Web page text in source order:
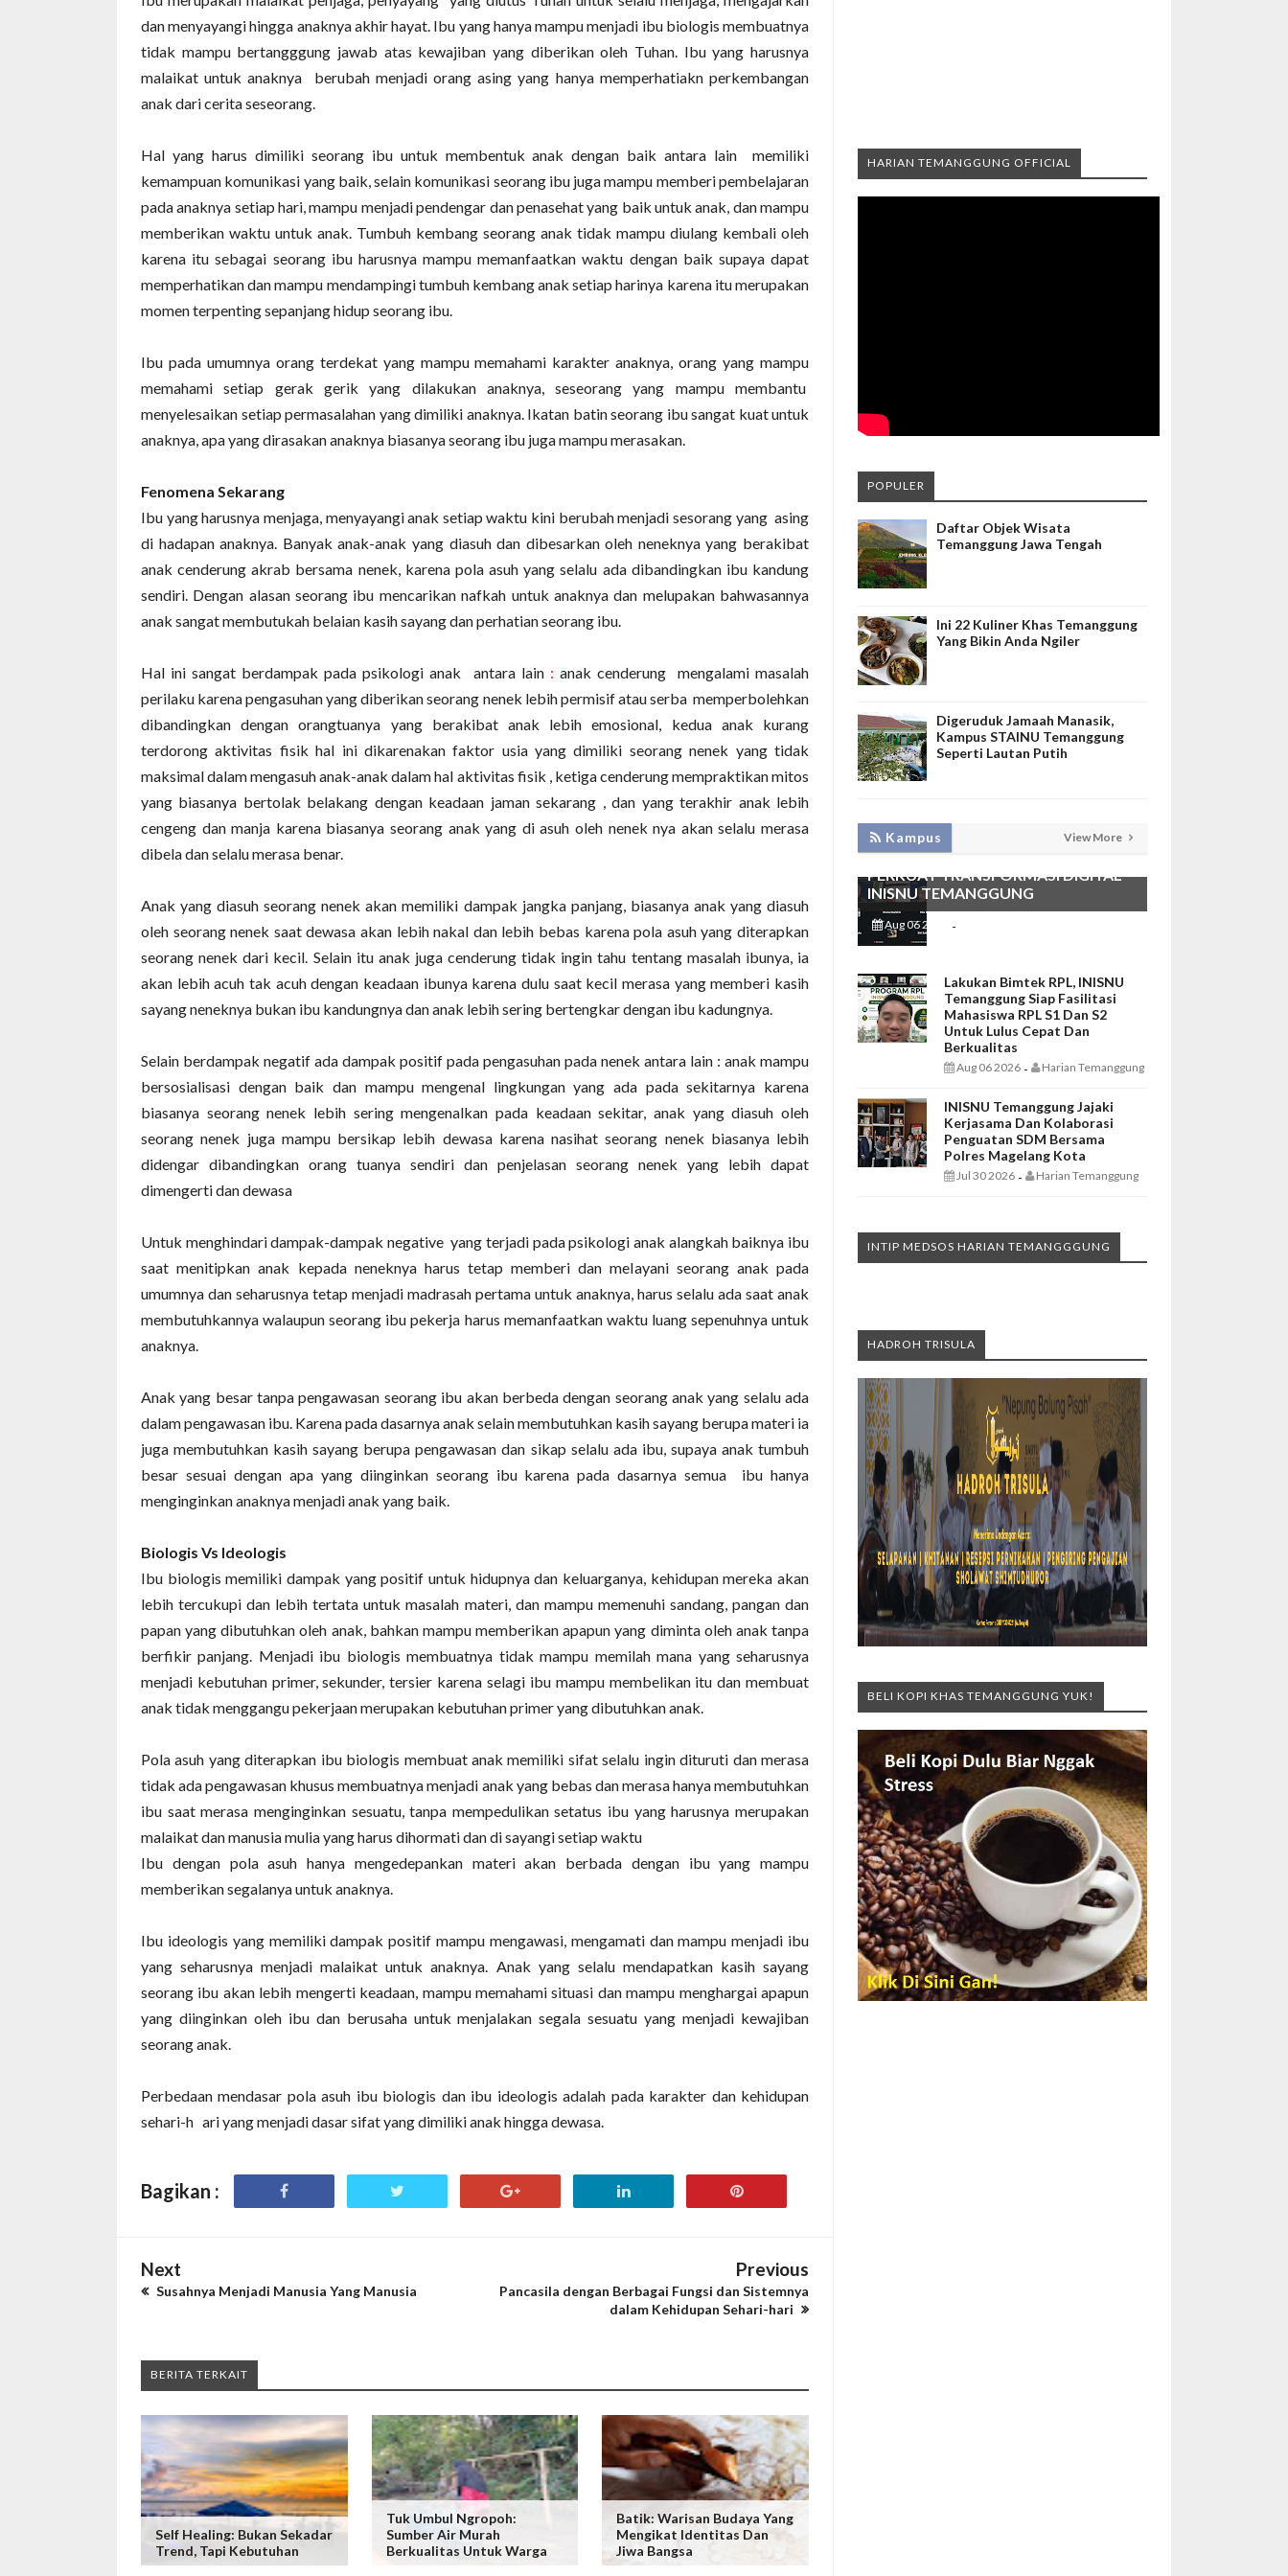
dan menyayangi hingga anaknya akhir hayat. Ibu yang hanya mampu menjadi ibu biologis membuatnya
tidak mampu bertangggung jawab atas kewajiban yang diberikan oleh Tuhan. Ibu yang harusnya
malaikat untuk anaknya
berubah menjadi orang asing yang hanya memperhatiakn perkembangan
anak dari cerita seseorang.
Hal yang harus dimiliki seorang ibu untuk membentuk anak dengan baik antara lain
memiliki
kemampuan komunikasi yang baik, selain komunikasi seorang ibu juga mampu memberi pembelajaran
pada anaknya setiap hari, mampu menjadi pendengar dan penasehat yang baik untuk anak, dan mampu
memberikan waktu untuk anak. Tumbuh kembang seorang anak tidak mampu diulang kembali oleh
karena itu sebagai seorang ibu harusnya mampu memanfaatkan waktu dengan baik supaya dapat
memperhatikan dan mampu mendampingi tumbuh kembang anak setiap harinya karena itu merupakan
momen terpenting sepanjang hidup seorang ibu.
Ibu pada umumnya orang terdekat yang mampu memahami karakter anaknya, orang yang mampu
memahami setiap gerak gerik yang dilakukan anaknya, seseorang yang mampu membantu
menyelesaikan setiap permasalahan yang dimiliki anaknya. Ikatan batin seorang ibu sangat kuat untuk
anaknya, apa yang dirasakan anaknya biasanya seorang ibu juga mampu merasakan.
Fenomena Sekarang
Ibu yang harusnya menjaga, menyayangi anak setiap waktu kini berubah menjadi sesorang yang asing
di hadapan anaknya. Banyak anak-anak yang diasuh dan dibesarkan oleh neneknya yang berakibat
anak cenderung akrab bersama nenek, karena pola asuh yang selalu ada dibandingkan ibu kandung
sendiri. Dengan alasan seorang ibu mencarikan nafkah untuk anaknya dan melupakan bahwasannya
anak sangat membutukah belaian kasih sayang dan perhatian seorang ibu.
Hal ini sangat berdampak pada psikologi anak antara lain : anak cenderung
mengalami masalah
perilaku karena pengasuhan yang diberikan seorang nenek lebih permisif atau serba memperbolehkan
dibandingkan dengan orangtuanya yang berakibat anak lebih emosional, kedua anak kurang
terdorong aktivitas fisik hal ini dikarenakan faktor usia yang dimiliki seorang nenek yang tidak
maksimal dalam mengasuh anak-anak dalam hal aktivitas fisik , ketiga cenderung mempraktikan mitos
yang biasanya bertolak belakang dengan keadaan jaman sekarang , dan yang terakhir anak lebih
cengeng dan manja karena biasanya seorang anak yang di asuh oleh nenek nya akan selalu merasa
dibela dan selalu merasa benar.
Anak yang diasuh seorang nenek akan memiliki dampak jangka panjang, biasanya anak yang diasuh
oleh seorang nenek saat dewasa akan lebih nakal dan lebih bebas karena pola asuh yang diterapkan
seorang nenek dari kecil. Selain itu anak juga cenderung tidak ingin tahu tentang masalah ibunya, ia
akan lebih acuh tak acuh dengan keadaan ibunya karena dulu saat kecil merasa yang memberi kasih
sayang neneknya bukan ibu kandungnya dan anak lebih sering bertengkar dengan ibu kadungnya.
Selain berdampak negatif ada dampak positif pada pengasuhan pada nenek antara lain : anak mampu
bersosialisasi dengan baik dan mampu mengenal lingkungan yang ada pada sekitarnya karena
biasanya seorang nenek lebih sering mengenalkan pada keadaan sekitar, anak yang diasuh oleh
seorang nenek juga mampu bersikap lebih dewasa karena nasihat seorang nenek biasanya lebih
didengar dibandingkan orang tuanya sendiri dan penjelasan seorang nenek yang lebih dapat
dimengerti dan dewasa
Untuk menghindari dampak-dampak negative yang terjadi pada psikologi anak alangkah baiknya ibu
saat menitipkan anak kepada neneknya harus tetap memberi dan melayani seorang anak pada
umumnya dan seharusnya tetap menjadi madrasah pertama untuk anaknya, harus selalu ada saat anak
membutuhkannya walaupun seorang ibu pekerja harus memanfaatkan waktu luang sepenuhnya untuk
anaknya.
Anak yang besar tanpa pengawasan seorang ibu akan berbeda dengan seorang anak yang selalu ada
dalam pengawasan ibu. Karena pada dasarnya anak selain membutuhkan kasih sayang berupa materi ia
juga membutuhkan kasih sayang berupa pengawasan dan sikap selalu ada ibu, supaya anak tumbuh
besar sesuai dengan apa yang diinginkan seorang ibu karena pada dasarnya semua
ibu hanya
menginginkan anaknya menjadi anak yang baik.
Biologis Vs Ideologis
Ibu biologis memiliki dampak yang positif untuk hidupnya dan keluarganya, kehidupan mereka akan
lebih tercukupi dan lebih tertata untuk masalah materi, dan mampu memenuhi sandang, pangan dan
papan yang dibutuhkan oleh anak, bahkan mampu memberikan apapun yang diminta oleh anak tanpa
berfikir panjang. Menjadi ibu biologis membuatnya tidak mampu memilah mana yang seharusnya
menjadi kebutuhan primer, sekunder, tersier karena selagi ibu mampu membelikan itu dan membuat
anak tidak menggangu pekerjaan merupakan kebutuhan primer yang dibutuhkan anak.
Pola asuh yang diterapkan ibu biologis membuat anak memiliki sifat selalu ingin dituruti dan merasa
tidak ada pengawasan khusus membuatnya menjadi anak yang bebas dan merasa hanya membutuhkan
ibu saat merasa menginginkan sesuatu, tanpa mempedulikan setatus ibu yang harusnya merupakan
malaikat dan manusia mulia yang harus dihormati dan di sayangi setiap waktu
Ibu dengan pola asuh hanya mengedepankan materi akan berbada dengan ibu yang mampu
memberikan segalanya untuk anaknya.
Ibu ideologis yang memiliki dampak positif mampu mengawasi, mengamati dan mampu menjadi ibu
yang seharusnya menjadi malaikat untuk anaknya. Anak yang selalu mendapatkan kasih sayang
seorang ibu akan lebih mengerti keadaan, mampu memahami situasi dan mampu menghargai apapun
yang diinginkan oleh ibu dan berusaha untuk menjalakan segala sesuatu yang menjadi kewajiban
seorang anak.
Perbedaan mendasar pola asuh ibu biologis dan ibu ideologis adalah pada karakter dan kehidupan
sehari-h ari yang menjadi dasar sifat yang dimiliki anak hingga dewasa.
Bagikan :
Next
Susahnya Menjadi Manusia Yang Manusia
Previous
Pancasila dengan Berbagai Fungsi dan Sistemnya
dalam Kehidupan Sehari-hari
BERITA TERKAIT
Self Healing: Bukan Sekadar
Trend, Tapi Kebutuhan
Tuk Umbul Ngropoh:
Sumber Air Murah
Berkualitas Untuk Warga
Batik: Warisan Budaya Yang
Mengikat Identitas Dan
Jiwa Bangsa
HARIAN TEMANGGUNG OFFICIAL
POPULER
Daftar Objek Wisata
Temanggung Jawa Tengah
Ini 22 Kuliner Khas Temanggung
Yang Bikin Anda Ngiler
Digeruduk Jamaah Manasik,
Kampus STAINU Temanggung
Seperti Lautan Putih
Kampus View More
KEMBANGKAN SIM LAYANAN,
HADIRKAN TIM SEVIMA UNTUK
PERKUAT TRANSFORMASI DIGITAL
INISNU TEMANGGUNG
Aug 06 2026 -
Lakukan Bimtek RPL, INISNU
Temanggung Siap Fasilitasi
Mahasiswa RPL S1 Dan S2
Untuk Lulus Cepat Dan
Berkualitas
Aug 06 2026 - Harian Temanggung
INISNU Temanggung Jajaki
Kerjasama Dan Kolaborasi
Penguatan SDM Bersama
Polres Magelang Kota
Jul 30 2026 - Harian Temanggung
INTIP MEDSOS HARIAN TEMANGGGUNG
HADROH TRISULA
BELI KOPI KHAS TEMANGGUNG YUK!